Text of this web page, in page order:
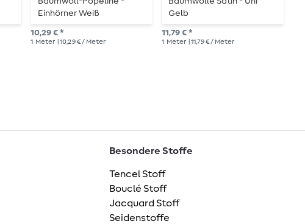
Einhörner Weiß
10,29 € *
1 Meter | 10,29 € / Meter
Gelb
11,79 € *
1 Meter | 11,79 € / Meter
Besondere Stoffe
Tencel Stoff
Bouclé Stoff
Jacquard Stoff
Seidenstoffe